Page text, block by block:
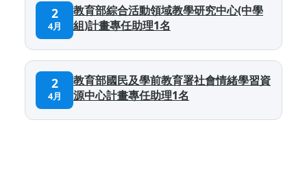
2
4月
教育部綜合活動領域教學研究中心(中學
組)計畫專任助理1名
2
4月
教育部國民及學前教育署社會情緒學習資
源中心計畫專任助理1名